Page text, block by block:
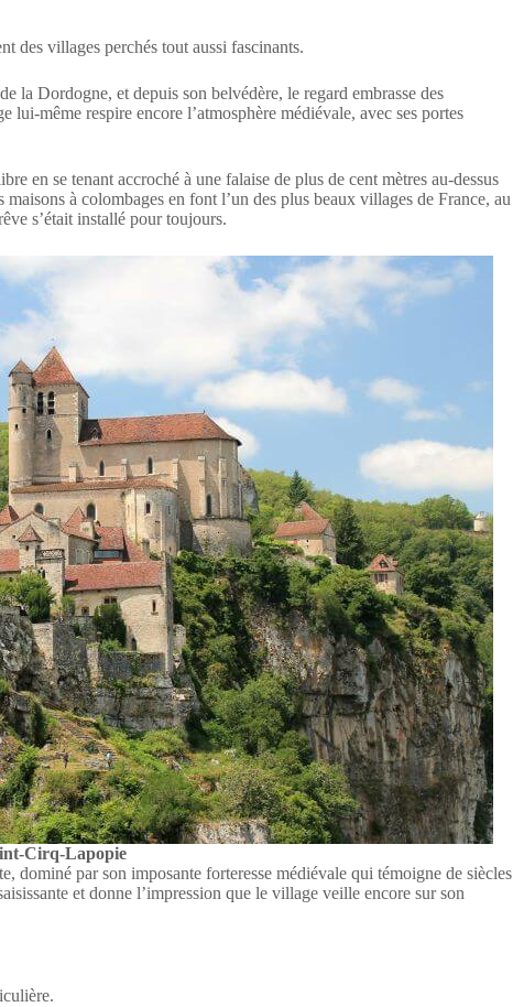
des villages perchés tout aussi fascinants.
la Dordogne, et depuis son belvédère, le regard embrasse des
même respire encore l’atmosphère médiévale, avec ses portes
en se tenant accroché à une falaise de plus de cent mètres au-dessus
maisons à colombages en font l’un des plus beaux villages de France, au
s’était installé pour toujours.
Cirq-Lapopie
dominé par son imposante forteresse médiévale qui témoigne de siècles
et donne l’impression que le village veille encore sur son